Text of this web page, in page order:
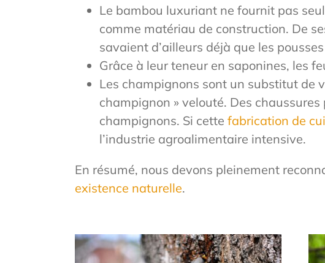
Le bambou luxuriant ne fournit pas
comme matériau de construction. De
savaient d’ailleurs déjà que les
Grâce à leur teneur en saponines, les
Les champignons sont un substitut de
champignon » velouté. Des
champignons. Si cette fabrication de
l’industrie agroalimentaire intensive.
En résumé, nous devons pleinement
existence naturelle.